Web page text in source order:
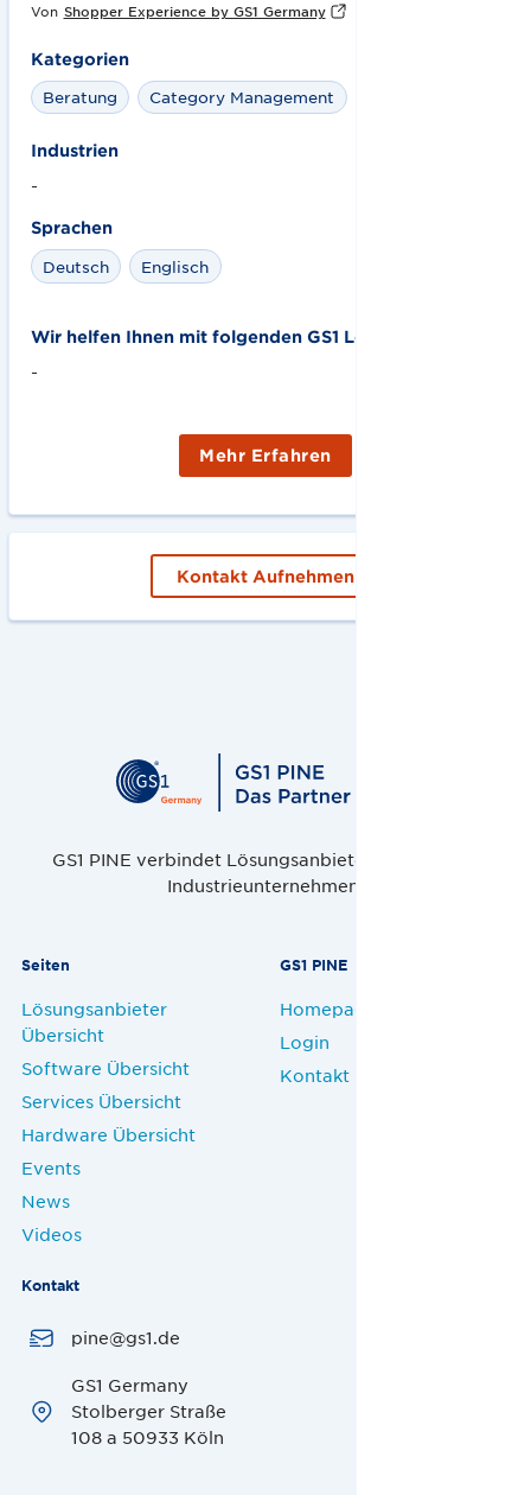
Von Shopper Experience by GS1 Germany
Kategorien
Beratung
Category Management
Industrien
-
Sprachen
Deutsch
Englisch
Wir helfen Ihnen mit folgenden GS1 Lösungen:
-
Mehr Erfahren
Kontakt Aufnehmen
GS1 PINE verbindet Lösungsanbieter, Handel und
Industrieunternehmen.
Seiten
Lösungsanbieter
Übersicht
Software Übersicht
Services Übersicht
Hardware Übersicht
Events
News
Videos
GS1 PINE
Homepage
Login
Kontakt
Kontakt
pine@gs1.de
GS1 Germany
Stolberger Straße
108 a 50933 Köln